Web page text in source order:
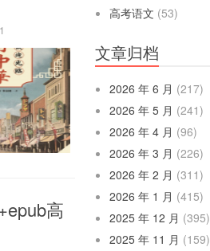
1
高
高考语文 (53)
文章归档
2026 年 6 月 (217)
2026 年 5 月 (241)
2026 年 4 月 (96)
2026 年 3 月 (226)
2026 年 2 月 (311)
2026 年 1 月 (415)
2025 年 12 月 (395)
2025 年 11 月 (159)